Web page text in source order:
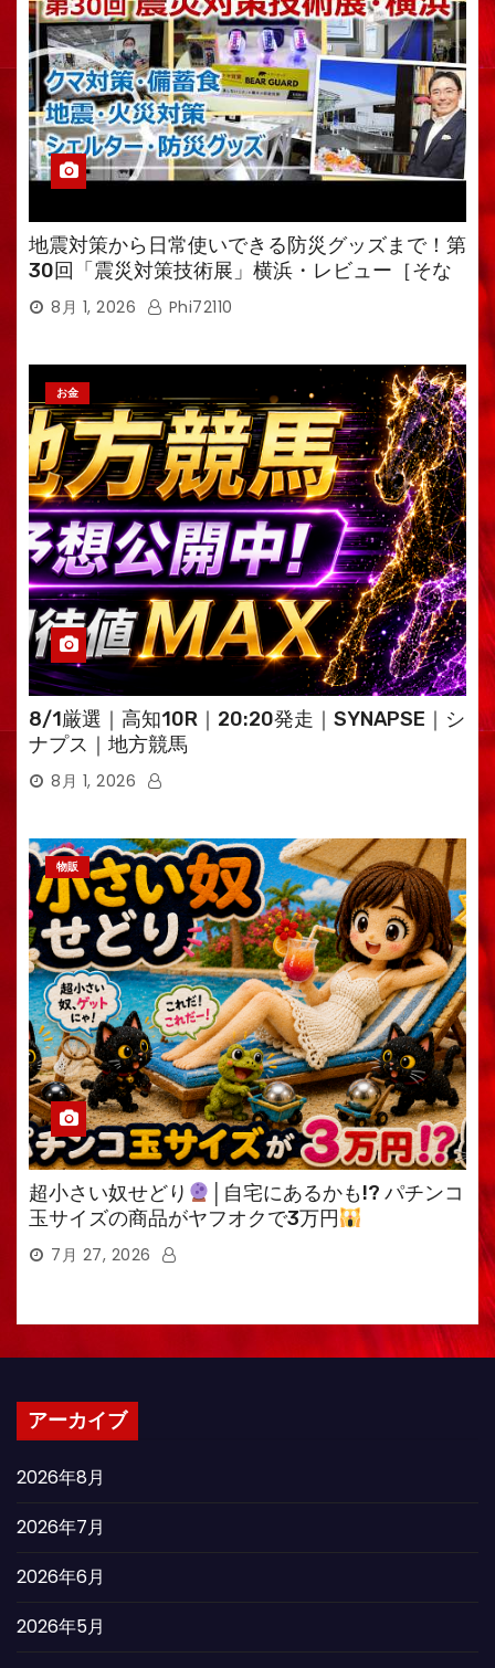
地震対策から日常使いできる防災グッズまで！第
30回「震災対策技術展」横浜・レビュー［そな
えるTV・高荷智也］
8月 1, 2026 Phi72110
お金
8/1厳選｜高知10R｜20:20発走｜SYNAPSE｜シ
ナプス｜地方競馬
8月 1, 2026
物販
超小さい奴せどり
│自宅にあるかも!? パチンコ
玉サイズの商品がヤフオクで3万円
7月 27, 2026
アーカイブ
2026年8月
2026年7月
2026年6月
2026年5月